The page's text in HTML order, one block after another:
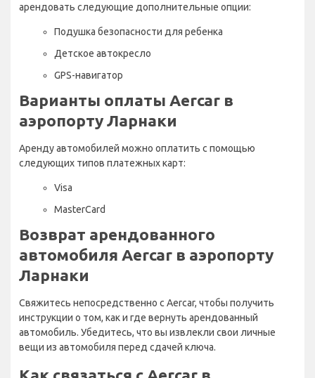
арендовать следующие дополнительные опции:
Подушка безопасности для ребенка
Детское автокресло
GPS-навигатор
Варианты оплаты Aercar в
аэропорту Ларнаки
Аренду автомобилей можно оплатить с помощью
следующих типов платежных карт:
Visa
MasterCard
Возврат арендованного
автомобиля Aercar в аэропорту
Ларнаки
Свяжитесь непосредственно с Aercar, чтобы получить
инструкции о том, как и где вернуть арендованный
автомобиль. Убедитесь, что вы извлекли свои личные
вещи из автомобиля перед сдачей ключа.